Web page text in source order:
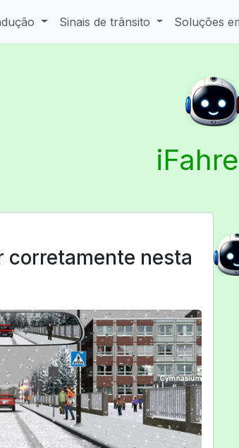
Sinais de trânsito Soluções
corretamente nesta